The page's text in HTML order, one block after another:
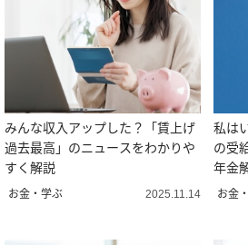
みんな収入アップした？「賃上げ
過去最高」のニュースをわかりや
すく解説
お金・学ぶ 2025.11.14
私は
の受
年金
的！
お金